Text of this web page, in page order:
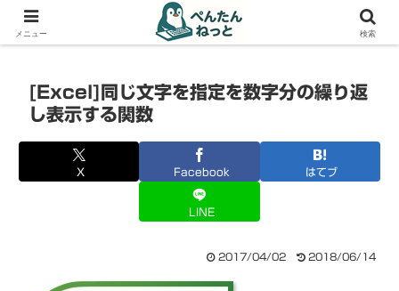
PCやガジェットの備忘録
[Excel]同じ文字を指定を数字分の繰り返
し表示する関数
X Facebook はてブ
LINE
2017/04/02 2018/06/14
メニュー 検索